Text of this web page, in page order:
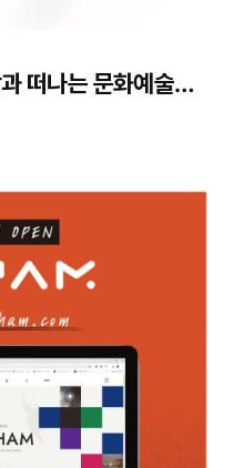
떠나는 문화예술여